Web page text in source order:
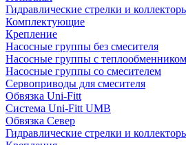
Гидравлические стрелки и
Комплектующие
Крепление
Насосные группы без смесителя
Насосные группы с теплообменником
Насосные группы со смесителем
Сервоприводы для смесителя
Обвязка Uni-Fitt
Система Uni-Fitt UMB
Обвязка Север
Гидравлические стрелки и